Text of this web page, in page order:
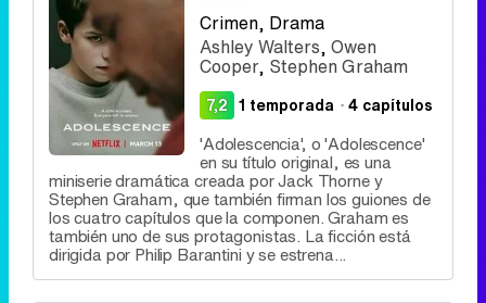
Crimen, Drama
Ashley Walters, Owen
Cooper, Stephen Graham
7,2 1 temporada ·4 capítulos
'Adolescencia', o 'Adolescence'
en su título original, es una
miniserie dramática creada por Jack Thorne y
Stephen Graham, que también firman los guiones de
los cuatro capítulos que la componen. Graham es
también uno de sus protagonistas. La ficción está
dirigida por Philip Barantini y se estrena...